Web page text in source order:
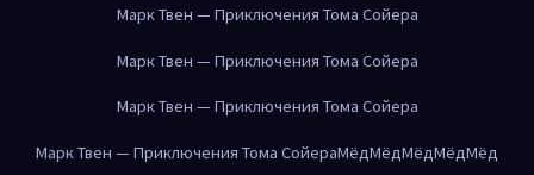
Марк Твен — Приключения Тома Сойера
Марк Твен — Приключения Тома Сойера
Марк Твен — Приключения Тома Сойера
Марк Твен — Приключения Тома СойераМёдМёдМёдМёдМёд